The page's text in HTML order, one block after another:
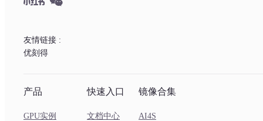
友情链接 :
优刻得
产品
GPU实例
快速入口
文档中心
镜像合集
AI4S